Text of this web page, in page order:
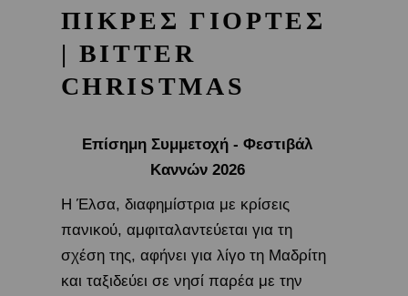
ΠΙΚΡΕΣ ΓΙΟΡΤΕΣ
| BITTER
CHRISTMAS
Επίσημη Συμμετοχή ​- Φεστιβάλ
Καννών 2026
Η Έλσα, διαφημίστρια με κρίσεις
πανικού, αμφιταλαντεύεται για τη
σχέση της, αφήνει για λίγο τη Μαδρίτη
και ταξιδεύει σε νησί παρέα με την